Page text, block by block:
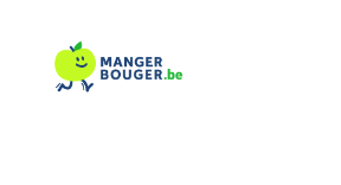
contenu